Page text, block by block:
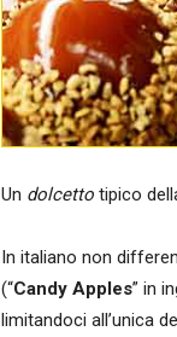
Un dolcetto tipico
In italiano non
(“Candy Apples” in
limitandoci all’unica